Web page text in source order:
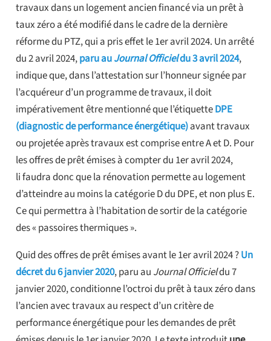
travaux dans un logement ancien financé via un prêt à
taux zéro a été modifié dans le cadre de la dernière
réforme du PTZ, qui a pris effet le 1er avril 2024. Un arrêté
du 2 avril 2024,paru auJournal Officieldu 3 avril 2024,
indique que, dans l’attestation sur l’honneur signée par
l’acquéreur d’un programme de travaux, il doit
impérativement être mentionné que l’étiquetteDPE
(diagnostic de performance énergétique)avant travaux
ou projetée après travaux est comprise entre A et D. Pour
les offres de prêt émises à compter du 1er avril 2024,
li faudra donc que la rénovation permette au logement
d’atteindre au moins la catégorie D du DPE, et non plus E.
Ce qui permettra à l’habitation de sortir de la catégorie
des « passoires thermiques ».
Quid des offres de prêt émises avant le 1er avril 2024 ?Un
décret du 6 janvier 2020, paru au Journal Officieldu 7
janvier 2020, conditionne l’octroi du prêt à taux zéro dans
l’ancien avec travaux au respect d’un critère de
performance énergétique pour les demandes de prêt